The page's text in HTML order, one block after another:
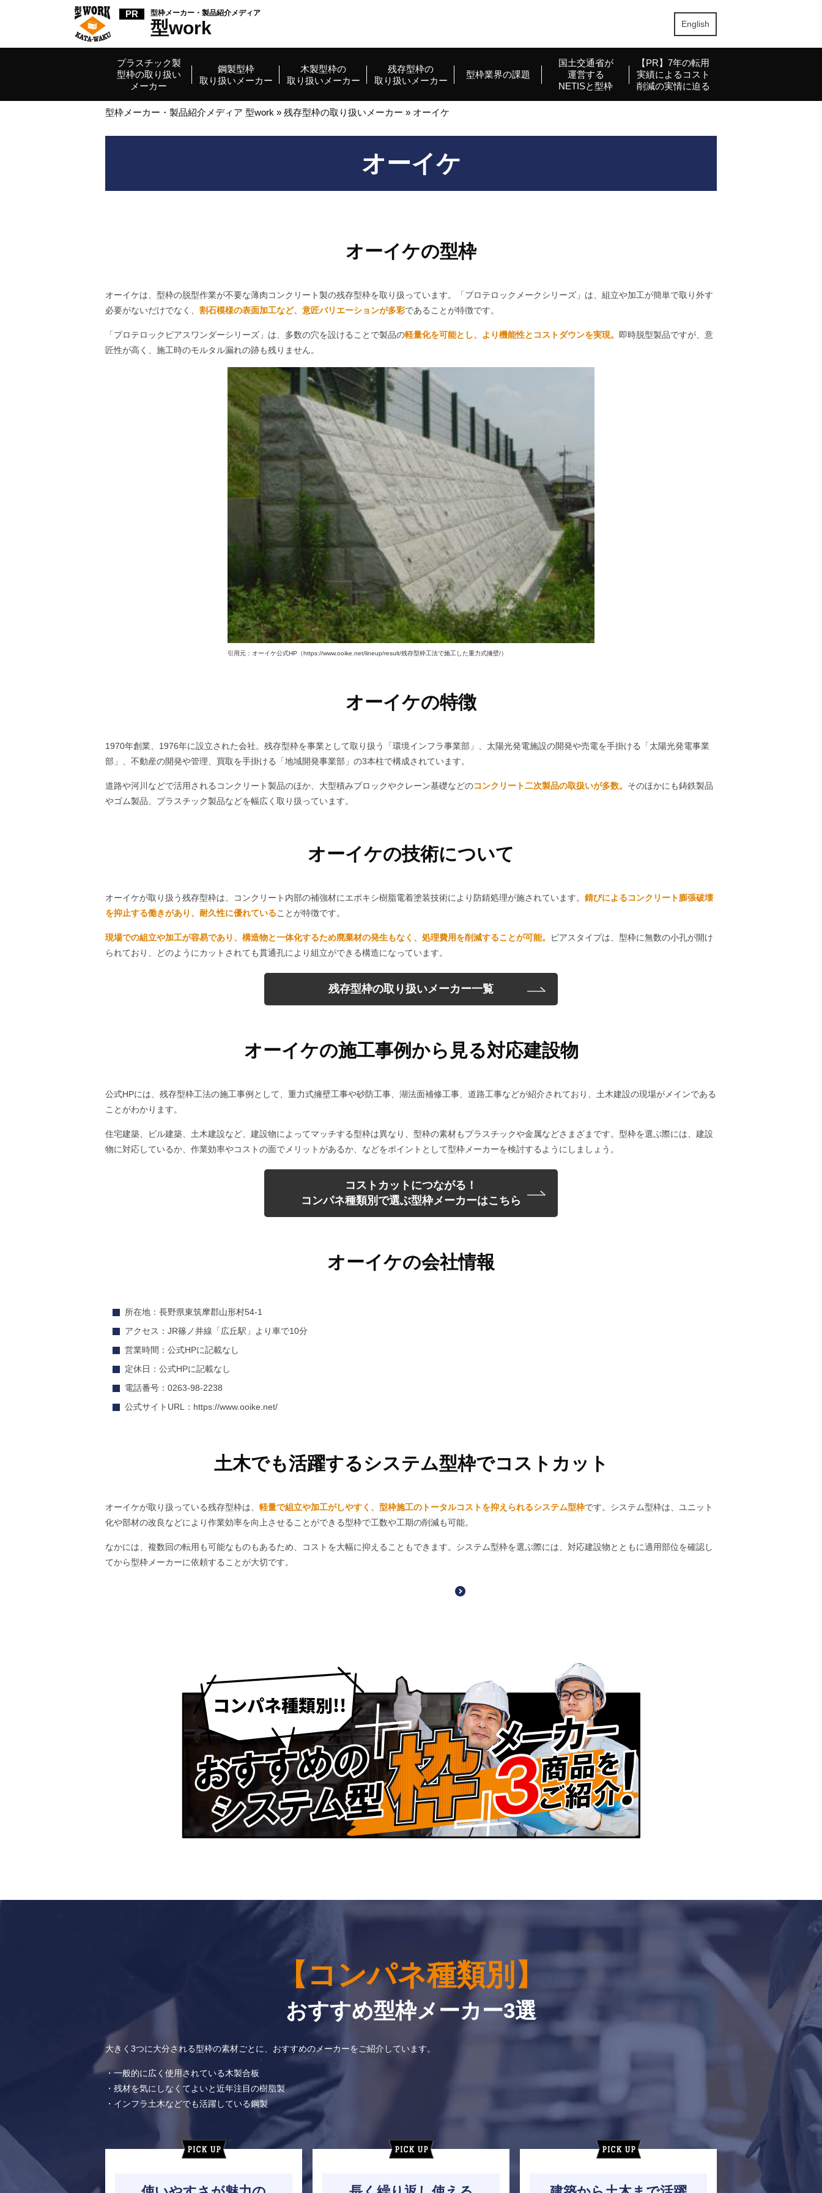
型枠メーカー・ 製品紹介メディア
型work English
プラスチック製
型枠の取り扱い
メーカー
鋼製型枠
取り扱いメーカー
木製型枠の
取り扱いメーカー
残存型枠の
取り扱いメーカー
型枠業界の課題
国土交通省が
運営する
NETISと型枠
【PR】7年の転用
実績によるコスト
削減の実情に迫る
型枠メーカー・製品紹介メディア 型work » 残存型枠の取り扱いメーカー » オーイケ
オーイケ
オーイケの型枠
オーイケは、型枠の脱型作業が不要な薄肉コンクリート製の残存型枠を取り扱っています。「プロテロックメークシリーズ」は、組立や加工が簡単で取り外す
必要がないだけでなく、 割石模様の表面加工など、意匠バリエーションが多彩であることが特徴です。
「プロテロックピアスワンダーシリーズ」は、多数の穴を設けることで製品の軽量化を可能とし、より機能性とコストダウンを実現。
即時脱型製品ですが、意
匠性が高く、施工時のモルタル漏れの跡も残りません。
引用元：オーイケ公式HP（https://www.ooike.net/lineup/result/残存型枠工法で施工した重力式擁壁/）
オーイケの特徴
1970年創業、1976年に設立された会社。残存型枠を事業として取り扱う「環境インフラ事業部」、太陽光発電施設の開発や売電を手掛ける「太陽光発電事業
部」、不動産の開発や管理、買取を手掛ける「地域開発事業部」の3本柱で構成されています。
道路や河川などで活用されるコンクリート製品のほか、大型積みブロックやクレーン基礎などのコンクリート二次製品の取扱いが多数。 そのほかにも鋳鉄製品
やゴム製品、プラスチック製品などを幅広く取り扱っています。
オーイケの技術について
オーイケが取り扱う残存型枠は、コンクリート内部の補強材にエポキシ樹脂電着塗装技術により防錆処理が施されています。 錆びによるコンクリート膨張破壊
を抑止する働きがあり、耐久性に優れていることが特徴です。
現場での組立や加工が容易であり、構造物と一体化するため廃棄材の発生もなく、処理費用を削減することが可能。
ピアスタイプは、型枠に無数の小孔が開け
られており、どのようにカットされても貫通孔により組立ができる構造になっています。
残存型枠の取り扱いメーカー一覧
オーイケの施工事例から見る対応建設物
公式HPには、残存型枠工法の施工事例として、重力式擁壁工事や砂防工事、湖法面補修工事、道路工事などが紹介されており、土木建設の現場がメインである
ことがわかります。
住宅建築、ビル建築、土木建設など、建設物によってマッチする型枠は異なり、型枠の素材もプラスチックや金属などさまざまです。型枠を選ぶ際には、建設
物に対応しているか、作業効率やコストの面でメリットがあるか、などをポイントとして型枠メーカーを検討するようにしましょう。
コストカットにつながる！
コンパネ種類別で選ぶ型枠メーカーはこちら
オーイケの会社情報
所在地：長野県東筑摩郡山形村54-1
アクセス：JR篠ノ井線「広丘駅」より車で10分
営業時間：公式HPに記載なし
定休日：公式HPに記載なし
電話番号：0263-98-2238
公式サイトURL：https://www.ooike.net/
土木でも活躍するシステム型枠でコストカット
オーイケが取り扱っている残存型枠は、 軽量で組立や加工がしやすく、型枠施工のトータルコストを抑えられるシステム型枠です。システム型枠は、ユニット
化や部材の改良などにより作業効率を向上させることができる型枠で工数や工期の削減も可能。
なかには、複数回の転用も可能なものもあるため、コストを大幅に抑えることもできます。システム型枠を選ぶ際には、対応建設物とともに適用部位を確認し
てから型枠メーカーに依頼することが大切です。
【コンパネ種類別】
おすすめ型枠メーカー3選
大きく3つに大分される型枠の素材ごとに、おすすめのメーカーをご紹介しています。
・一般的に広く使用されている木製合板
・残材を気にしなくてよいと近年注目の樹脂製
・インフラ土木などでも活躍している鋼製